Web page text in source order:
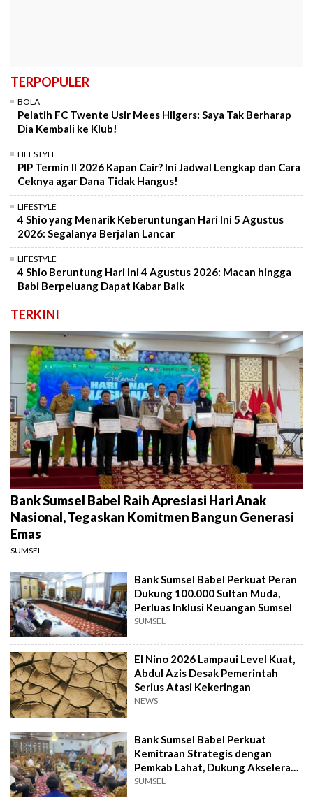
TERPOPULER
BOLA
Pelatih FC Twente Usir Mees Hilgers: Saya Tak Berharap
Dia Kembali ke Klub!
LIFESTYLE
PIP Termin II 2026 Kapan Cair? Ini Jadwal Lengkap dan Cara
Ceknya agar Dana Tidak Hangus!
LIFESTYLE
4 Shio yang Menarik Keberuntungan Hari Ini 5 Agustus
2026: Segalanya Berjalan Lancar
LIFESTYLE
4 Shio Beruntung Hari Ini 4 Agustus 2026: Macan hingga
Babi Berpeluang Dapat Kabar Baik
TERKINI
Bank Sumsel Babel Raih Apresiasi Hari Anak
Nasional, Tegaskan Komitmen Bangun Generasi
Emas
SUMSEL
Bank Sumsel Babel Perkuat Peran
Dukung 100.000 Sultan Muda,
Perluas Inklusi Keuangan Sumsel
SUMSEL
El Nino 2026 Lampaui Level Kuat,
Abdul Azis Desak Pemerintah
Serius Atasi Kekeringan
NEWS
Bank Sumsel Babel Perkuat
Kemitraan Strategis dengan
Pemkab Lahat, Dukung Akselerasi
Ekonomi Daerah
SUMSEL